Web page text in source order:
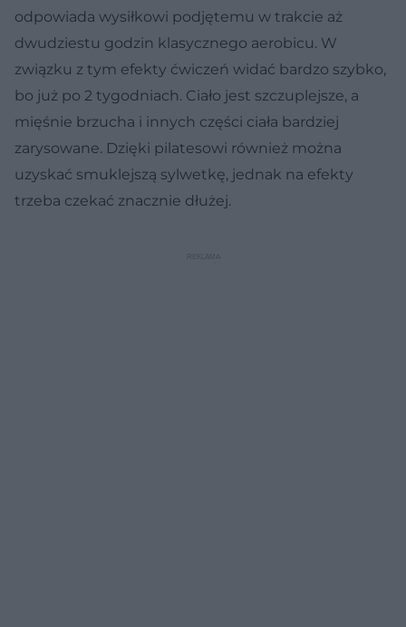
odpowiada wysiłkowi podjętemu w trakcie aż
dwudziestu godzin klasycznego aerobicu. W
związku z tym efekty ćwiczeń widać bardzo szybko,
bo już po 2 tygodniach. Ciało jest szczuplejsze, a
mięśnie brzucha i innych części ciała bardziej
zarysowane. Dzięki pilatesowi również można
uzyskać smuklejszą sylwetkę, jednak na efekty
trzeba czekać znacznie dłużej.